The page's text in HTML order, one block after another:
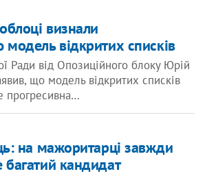
визнали
відкритих списків
Ради від Опозиційного блоку Юрій
що модель відкритих списків
прогресивна…
на мажоритарці завжди
кандидат